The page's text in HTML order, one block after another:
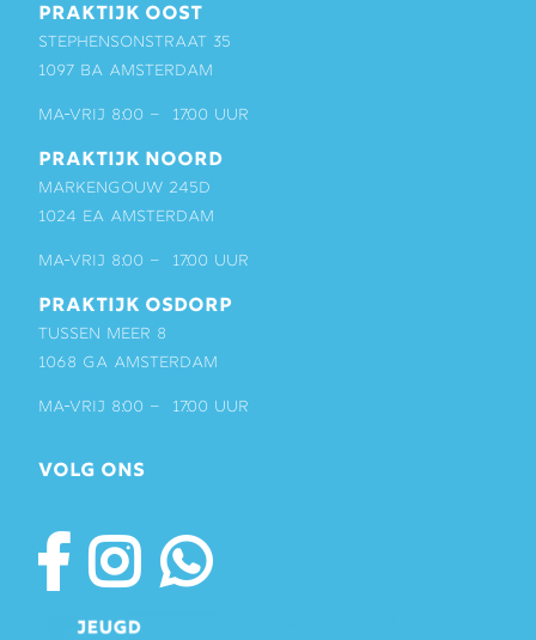
PRAKTIJK OOST
Stephensonstraat 35
1097 BA Amsterdam
ma-vrij 8:00 – 17:00 uur
PRAKTIJK NOORD
Markengouw 245D
1024 EA Amsterdam
ma-vrij 8:00 – 17:00 uur
PRAKTIJK OSDORP
Tussen Meer 8
1068 GA Amsterdam
ma-vrij 8:00 – 17:00 uur
VOLG ONS